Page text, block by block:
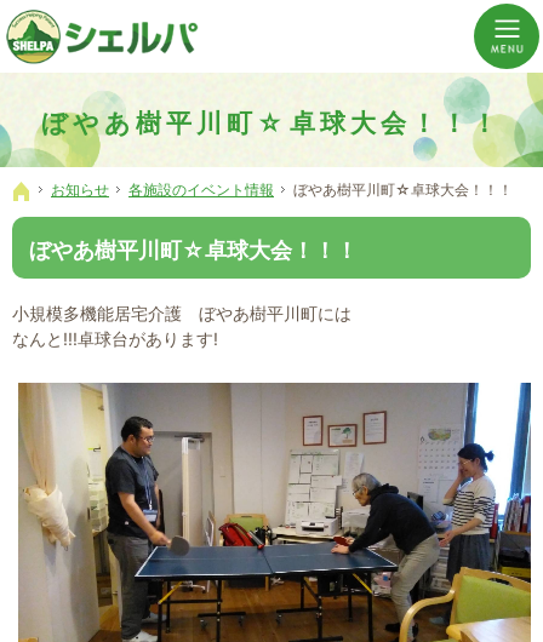
ぼやあ樹平川町☆卓球大会！！！
介護の「通い・泊まり・訪問」から必要なものだけをご提供。介護のことならシェルパへ。
横浜市神奈川区 事業所数No,1の小規模多機能型居宅介護ぼやあ樹
ホーム
お知らせ 各施設のイベント情報 ぼやあ樹平川町☆卓球大会！！！
ぼやあ樹平川町☆卓球大会！！！
小規模多機能居宅介護 ぼやあ樹平川町には
なんと!!!卓球台があります!